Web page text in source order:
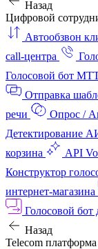
Назад
Цифровой
Автообзвон
call-центра
Голосовой бот
Отправка
речи
Опрос /
Детектирование
корзина
API
Конструктор
интернет‑магазина
Голосовой бот
Назад
Telecom платформа